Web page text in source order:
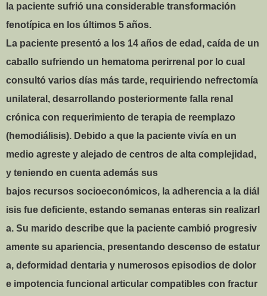
la paciente sufrió una considerable transformación
fenotípica en los últimos 5 años.
La paciente presentó a los 14 años de edad, caída de un
caballo sufriendo un hematoma perirrenal por lo cual
consultó varios días más tarde, requiriendo nefrectomía
unilateral, desarrollando posteriormente falla renal
crónica con requerimiento de terapia de reemplazo
(hemodiálisis). Debido a que la paciente vivía en un
medio agreste y alejado de centros de alta complejidad,
y teniendo en cuenta además sus
bajos recursos socioeconómicos, la adherencia a la diál
isis fue deficiente, estando semanas enteras sin realizarl
a. Su marido describe que la paciente cambió progresiv
amente su apariencia, presentando descenso de estatur
a, deformidad dentaria y numerosos episodios de dolor
e impotencia funcional articular compatibles con fractur